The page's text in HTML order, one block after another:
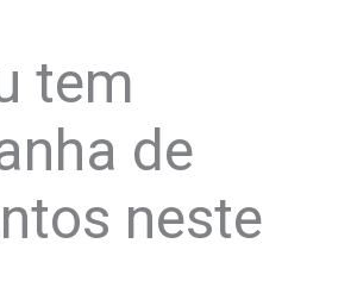
tem
de
neste